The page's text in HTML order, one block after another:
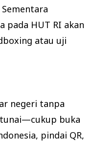
pada HUT RI akan
atau uji
negeri tanpa
buka
pindai QR,